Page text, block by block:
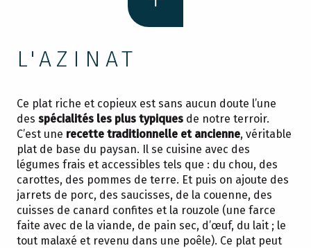
L'AZINAT
Ce plat riche et copieux est sans aucun doute l’une
des spécialités les plus typiques de notre terroir.
C’est une recette traditionnelle et ancienne, véritable
plat de base du paysan. Il se cuisine avec des
légumes frais et accessibles tels que : du chou, des
carottes, des pommes de terre. Et puis on ajoute des
jarrets de porc, des saucisses, de la couenne, des
cuisses de canard confites et la rouzole (une farce
faite avec de la viande, de pain sec, d’œuf, du lait ; le
tout malaxé et revenu dans une poêle). Ce plat peut